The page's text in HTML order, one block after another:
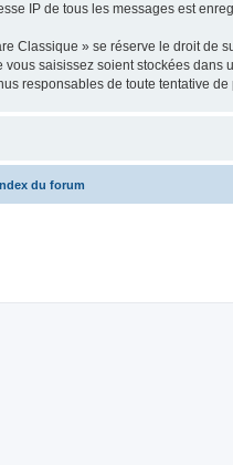
IP de tous les messages est
Classique » se réserve le droit de
vous saisissez soient stockées
responsables de toute tentative
du forum